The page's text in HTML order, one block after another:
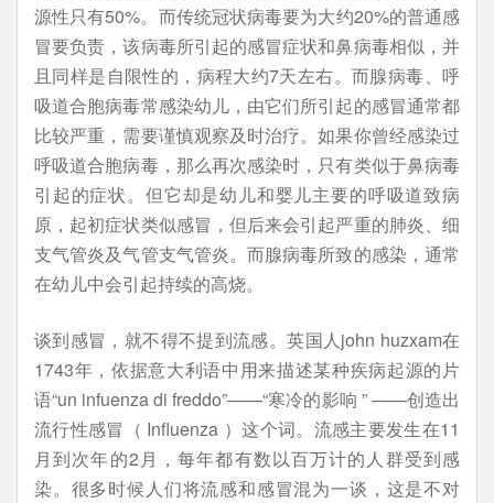
源性只有50%。而传统冠状病毒要为大约20%的普通感
冒要负责，该病毒所引起的感冒症状和鼻病毒相似，并
且同样是自限性的，病程大约7天左右。而腺病毒、呼
吸道合胞病毒常感染幼儿，由它们所引起的感冒通常都
比较严重，需要谨慎观察及时治疗。如果你曾经感染过
呼吸道合胞病毒，那么再次感染时，只有类似于鼻病毒
引起的症状。但它却是幼儿和婴儿主要的呼吸道致病
原，起初症状类似感冒，但后来会引起严重的肺炎、细
支气管炎及气管支气管炎。而腺病毒所致的感染，通常
在幼儿中会引起持续的高烧。
谈到感冒，就不得不提到流感。英国人john huzxam在
1743年，依据意大利语中用来描述某种疾病起源的片
语“un infuenza di freddo”——“寒冷的影响 ” ——创造出
流行性感冒（ Influenza ）这个词。流感主要发生在11
月到次年的2月，每年都有数以百万计的人群受到感
染。很多时候人们将流感和感冒混为一谈，这是不对